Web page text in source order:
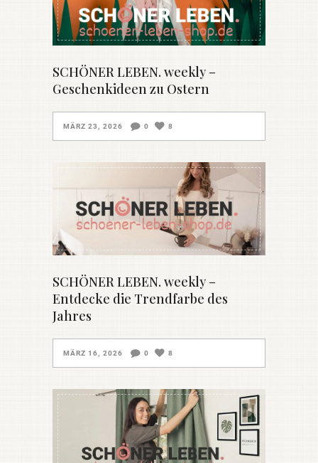
SCHÖNER LEBEN. weekly –
Geschenkideen zu Ostern
MÄRZ 23, 2026 0 8
SCHÖNER LEBEN. weekly –
Entdecke die Trendfarbe des
Jahres
MÄRZ 16, 2026 0 8